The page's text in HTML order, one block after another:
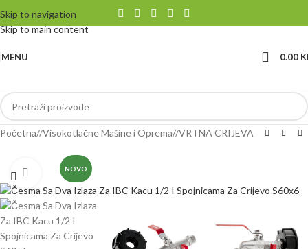
Skip to navigation
Skip to main content
MENU 0.00
Početna/ Visokotlačne Mašine i Oprema/ VRTNA CRIJEVA
NOVO
Klikni da uvećaš